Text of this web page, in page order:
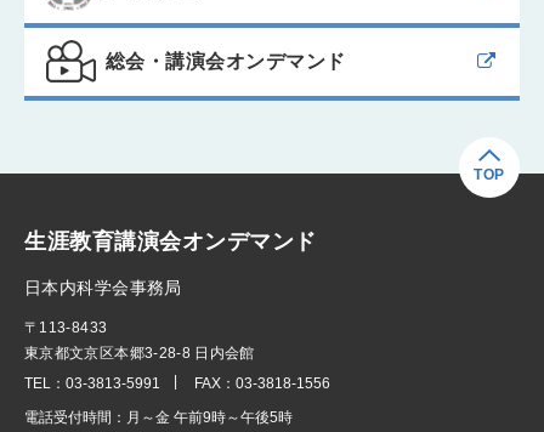
総会・講演会オンデマンド
TOP
生涯教育講演会オンデマンド
日本内科学会事務局
〒113-8433
東京都文京区本郷3-28-8 日内会館
TEL： 03-3813-5991 FAX： 03-3818-1556
電話受付時間： 月～金 午前9時～午後5時